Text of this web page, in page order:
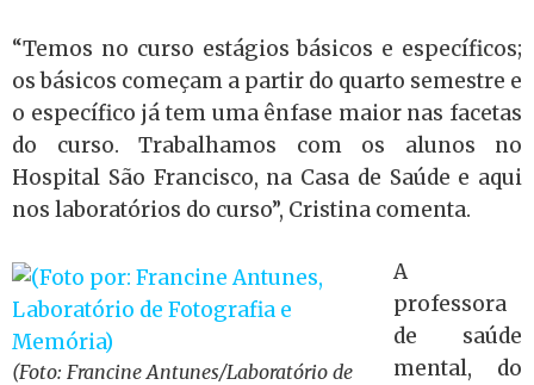
“Temos no curso estágios básicos e específicos;
os básicos começam a partir do quarto semestre e
o específico já tem uma ênfase maior nas facetas
do curso. Trabalhamos com os alunos no
Hospital São Francisco, na Casa de Saúde e aqui
nos laboratórios do curso”, Cristina comenta.
(Foto: Francine Antunes/Laboratório de
A
professora
de saúde
mental, do